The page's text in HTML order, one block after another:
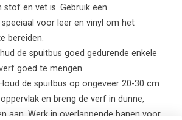
stof en vet is. Gebruik een
voor leer en vinyl om het
bereiden.
de spuitbus goed gedurende enkele
goed te mengen.
de spuitbus op ongeveer 20-30 cm
en breng de verf in dunne,
aan. Werk in overlappende banen voor